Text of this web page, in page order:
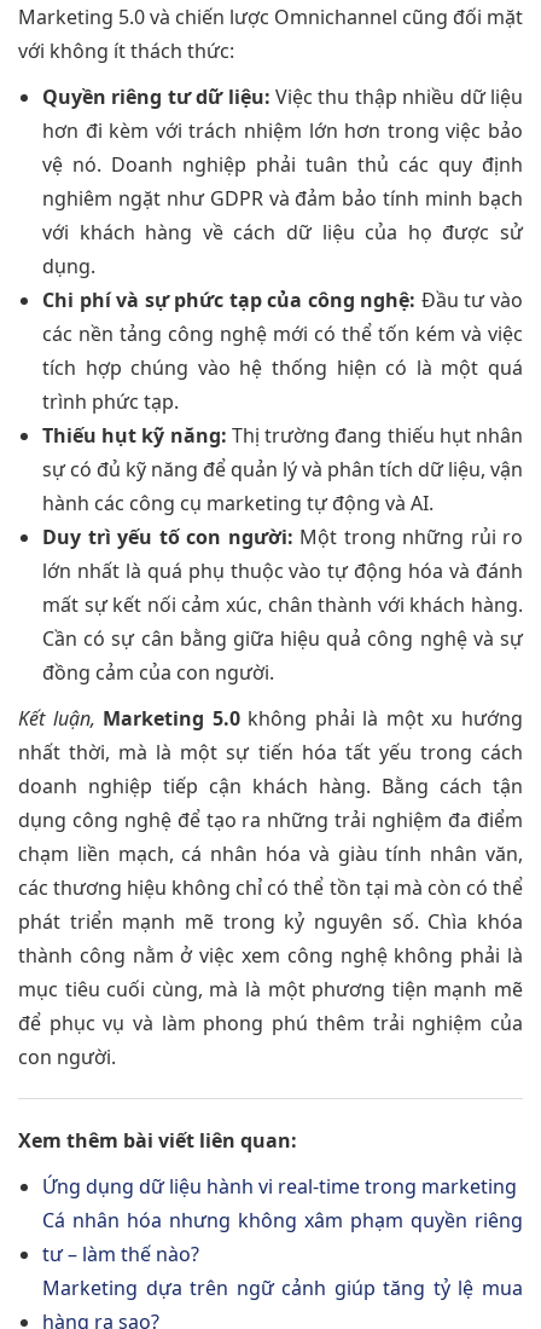
Marketing 5.0 và chiến lược Omnichannel cũng đối mặt
với không ít thách thức:
Quyền riêng tư dữ liệu: Việc thu thập nhiều dữ liệu
hơn đi kèm với trách nhiệm lớn hơn trong việc bảo
vệ nó. Doanh nghiệp phải tuân thủ các quy định
nghiêm ngặt như GDPR và đảm bảo tính minh bạch
với khách hàng về cách dữ liệu của họ được sử
dụng.
Chi phí và sự phức tạp của công nghệ: Đầu tư vào
các nền tảng công nghệ mới có thể tốn kém và việc
tích hợp chúng vào hệ thống hiện có là một quá
trình phức tạp.
Thiếu hụt kỹ năng: Thị trường đang thiếu hụt nhân
sự có đủ kỹ năng để quản lý và phân tích dữ liệu, vận
hành các công cụ marketing tự động và AI.
Duy trì yếu tố con người: Một trong những rủi ro
lớn nhất là quá phụ thuộc vào tự động hóa và đánh
mất sự kết nối cảm xúc, chân thành với khách hàng.
Cần có sự cân bằng giữa hiệu quả công nghệ và sự
đồng cảm của con người.
Kết luận, Marketing 5.0không phải là một xu hướng
nhất thời, mà là một sự tiến hóa tất yếu trong cách
doanh nghiệp tiếp cận khách hàng. Bằng cách tận
dụng công nghệ để tạo ra những trải nghiệm đa điểm
chạm liền mạch, cá nhân hóa và giàu tính nhân văn,
các thương hiệu không chỉ có thể tồn tại mà còn có thể
phát triển mạnh mẽ trong kỷ nguyên số. Chìa khóa
thành công nằm ở việc xem công nghệ không phải là
mục tiêu cuối cùng, mà là một phương tiện mạnh mẽ
để phục vụ và làm phong phú thêm trải nghiệm của
con người.
Xem thêm bài viết liên quan:
Ứng dụng dữ liệu hành vi real-time trong marketing
Cá nhân hóa nhưng không xâm phạm quyền riêng
tư – làm thế nào?
Marketing dựa trên ngữ cảnh giúp tăng tỷ lệ mua
hàng ra sao?